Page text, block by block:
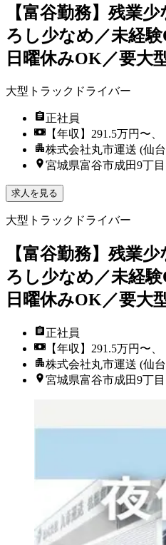
【富谷勤務】残業
ろし少なめ／未経
日曜休みOK／要大
大型トラックドライバー
正社員
【年収】291.5万円〜
株式会社丸市運送 (仙
宮城県富谷市成田9丁
求人を見る
大型トラックドライバー
【富谷勤務】残業
ろし少なめ／未経
日曜休みOK／要大
正社員
【年収】291.5万円〜
株式会社丸市運送 (仙
宮城県富谷市成田9丁